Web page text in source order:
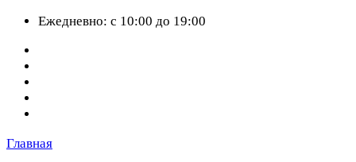
Ежедневно: с 10:00 до 19:00
Главная